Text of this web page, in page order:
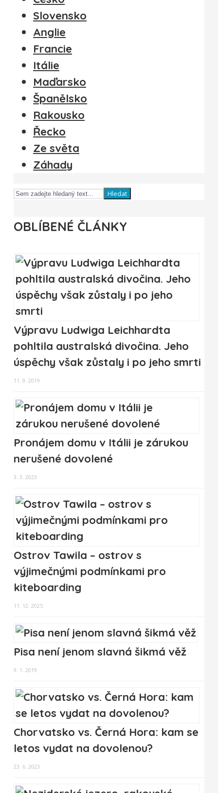
Slovensko
Anglie
Francie
Itálie
Maďarsko
Španělsko
Rakousko
Řecko
Ze světa
Záhady
Hledat
OBLÍBENÉ ČLÁNKY
Výpravu Ludwiga Leichhardta
pohltila australská divočina. Jeho
úspěchy však zůstaly i po jeho smrti
11. 9. 2019
Pronájem domu v Itálii je zárukou
nerušené dovolené
3. 3. 2023
Ostrov Tawila – ostrov s
výjimečnými podmínkami pro
kiteboarding
11. 12. 2025
Pisa není jenom slavná šikmá věž
9. 1. 2019
Chorvatsko vs. Černá Hora: kam se
letos vydat na dovolenou?
23. 6. 2023